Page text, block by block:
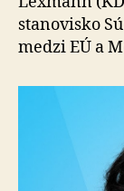
stanovisko
medzi EÚ a